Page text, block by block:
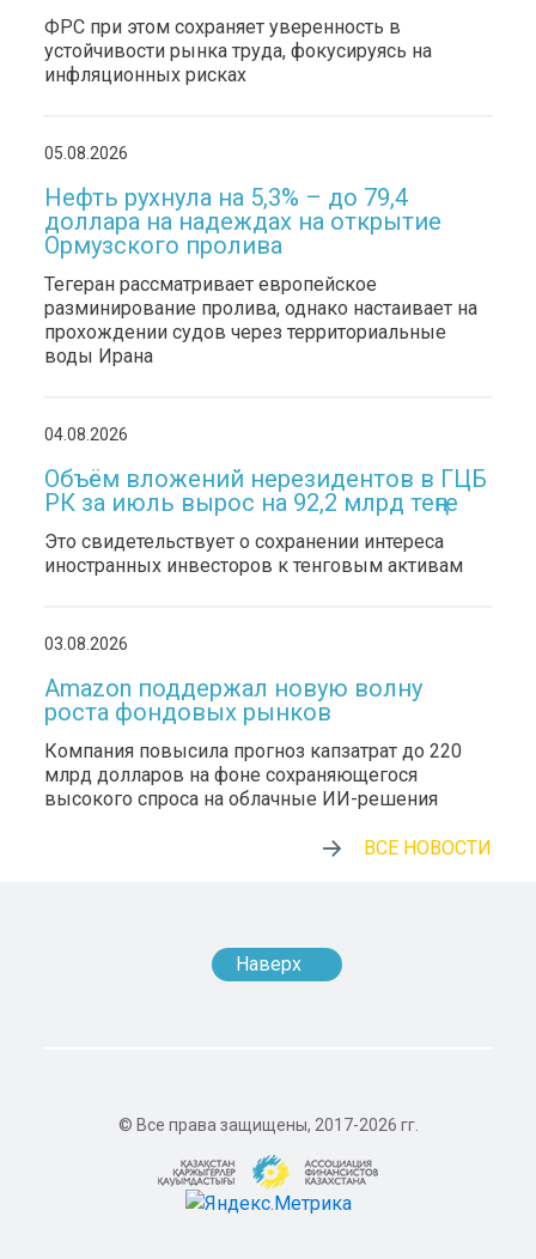
ФРС при этом сохраняет уверенность в
устойчивости рынка труда, фокусируясь на
инфляционных рисках
05.08.2026
Нефть рухнула на 5,3% – до 79,4
доллара на надеждах на открытие
Ормузского пролива
Тегеран рассматривает европейское
разминирование пролива, однако настаивает на
прохождении судов через территориальные
воды Ирана
04.08.2026
Объём вложений нерезидентов в ГЦБ
РК за июль вырос на 92,2 млрд теңге
Это свидетельствует о сохранении интереса
иностранных инвесторов к тенговым активам
03.08.2026
Amazon поддержал новую волну
роста фондовых рынков
Компания повысила прогноз капзатрат до 220
млрд долларов на фоне сохраняющегося
высокого спроса на облачные ИИ-решения
ВСЕ НОВОСТИ
Наверх
© Все права защищены, 2017-2026 гг.